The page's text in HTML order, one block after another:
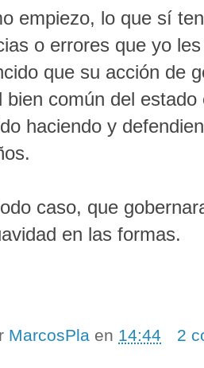
empiezo, lo que sí
o errores que yo
que su acción de
bien común del
haciendo y
caso, que
en las formas.
MarcosPla en 14:44 2